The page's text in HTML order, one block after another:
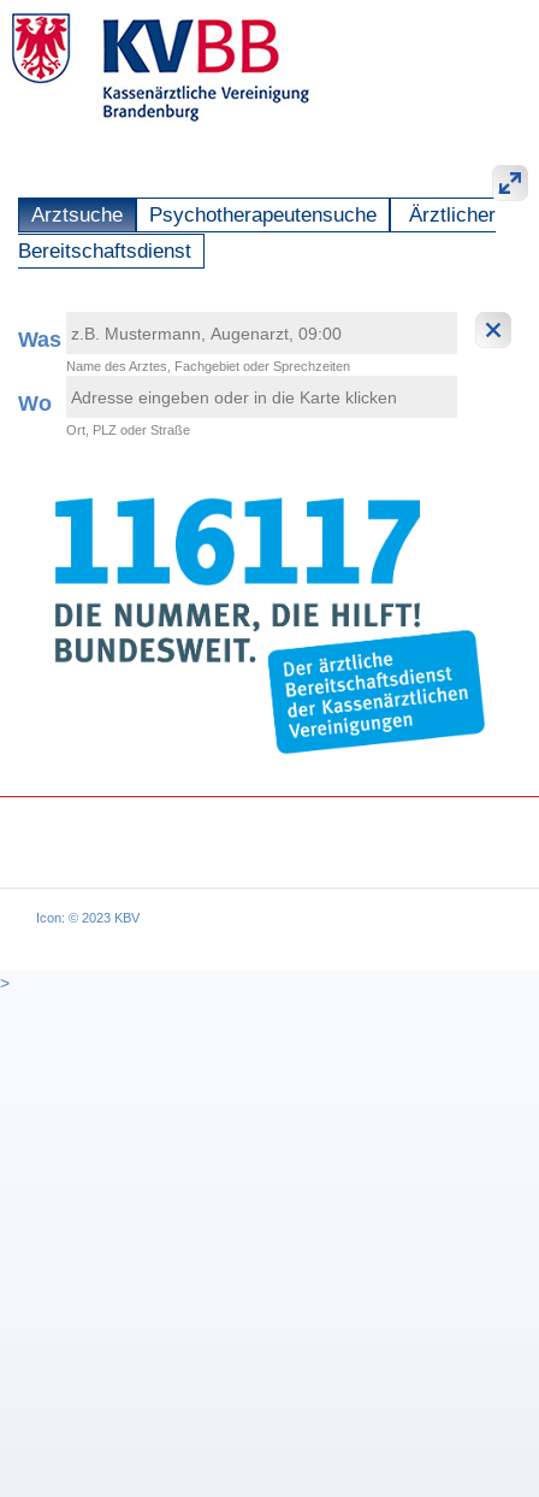
Arztsuche Psychotherapeutensuche
Ärztlicher
Bereitschaftsdienst
Was
Name des Arztes, Fachgebiet oder Sprechzeiten
Wo
Ort, PLZ oder Straße
Icon: © 2023 KBV
>